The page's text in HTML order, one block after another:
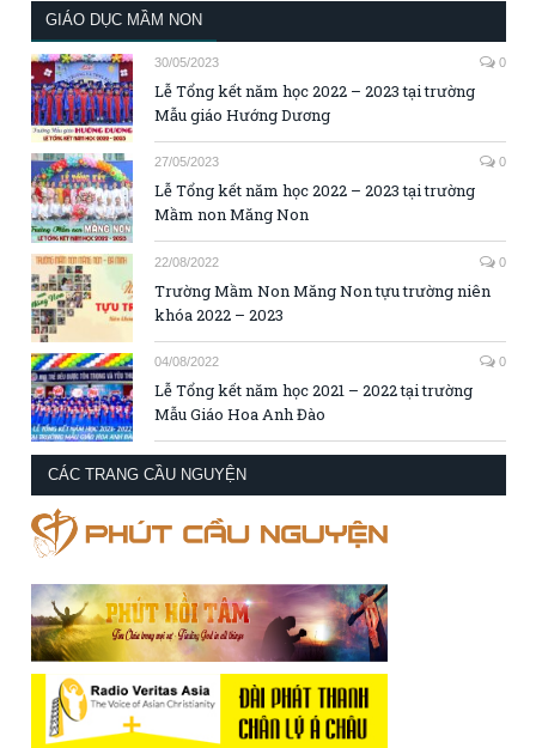
GIÁO DỤC MẦM NON
30/05/2023 0
Lễ Tổng kết năm học 2022 – 2023 tại trường
Mẫu giáo Hướng Dương
27/05/2023 0
Lễ Tổng kết năm học 2022 – 2023 tại trường
Mầm non Măng Non
22/08/2022 0
Trường Mầm Non Măng Non tựu trường niên
khóa 2022 – 2023
04/08/2022 0
Lễ Tổng kết năm học 2021 – 2022 tại trường
Mẫu Giáo Hoa Anh Đào
CÁC TRANG CẦU NGUYỆN